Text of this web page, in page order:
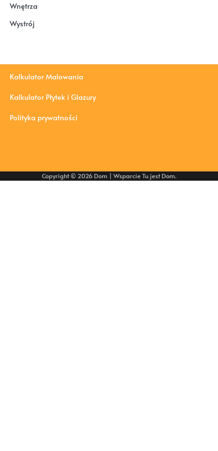
Wnętrza
Wystrój
Kalkulator Malowania
Kalkulator Płytek i Glazury
Polityka prywatności
Copyright © 2026 Dom | WsparcieTu jest Dom.